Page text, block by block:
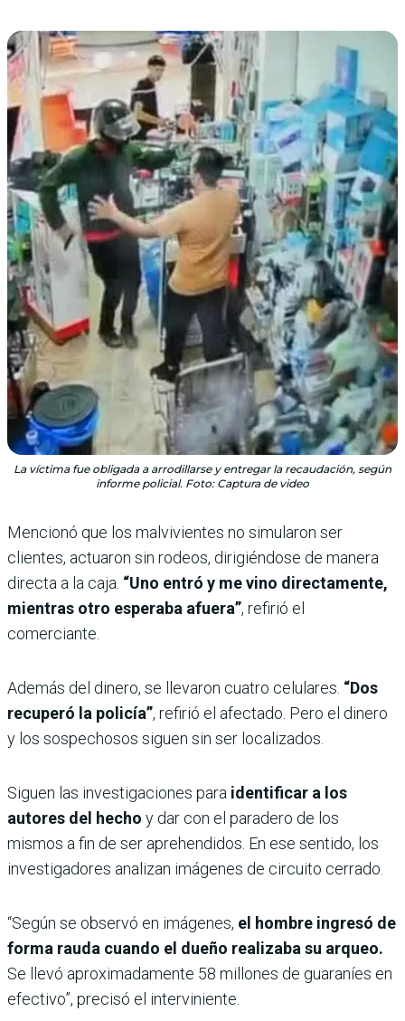
La víctima fue obligada a arrodillarse y entregar la recaudación, según
informe policial. Foto: Captura de video
Mencionó que los malvivientes no simularon ser
clientes, actuaron sin rodeos, dirigiéndose de manera
directa a la caja. “Uno entró y me vino directamente,
mientras otro esperaba afuera”, refirió el
comerciante.
Además del dinero, se llevaron cuatro celulares. “Dos
recuperó la policía”, refirió el afectado. Pero el dinero
y los sospechosos siguen sin ser localizados.
Siguen las investigaciones para identificar a los
autores del hecho y dar con el paradero de los
mismos a fin de ser aprehendidos. En ese sentido, los
investigadores analizan imágenes de circuito cerrado.
“Según se observó en imágenes, el hombre ingresó de
forma rauda cuando el dueño realizaba su arqueo.
Se llevó aproximadamente 58 millones de guaraníes en
efectivo”, precisó el interviniente.